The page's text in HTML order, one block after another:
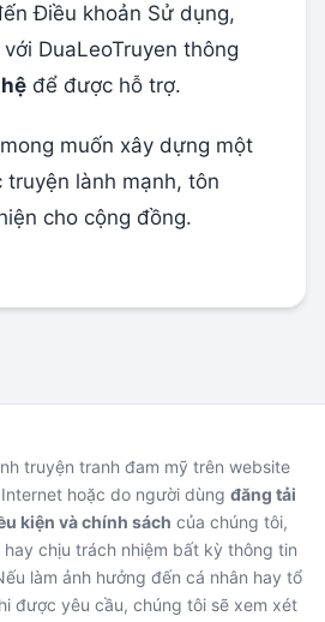
Điều khoản Sử dụng,
DuaLeoTruyen thông
để được hỗ trợ.
muốn xây dựng một
truyện lành mạnh, tôn
cho cộng đồng.
truyện tranh đam mỹ trên website
hoặc do người dùng đăng tải
kiện và chính sách của chúng tôi,
chịu trách nhiệm bất kỳ thông tin
làm ảnh hưởng đến cá nhân hay tổ
được yêu cầu, chúng tôi sẽ xem xét